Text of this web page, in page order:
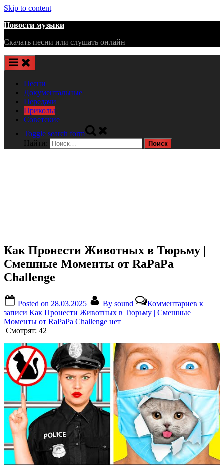
Skip to content
Новости музыки
Скачать песни или слушать онлайн
Песни
Документальные
Передачи
Приколы
Советские
Toggle search form
Найти:
Как Пронести Животных в Тюрьму |
Смешные Моменты от RaPaPa
Challenge
Posted on 28.03.2025 By sound Комментариев к
записи Как Пронести Животных в Тюрьму | Смешные
Моменты от RaPaPa Challenge нет
Смотрят: 42